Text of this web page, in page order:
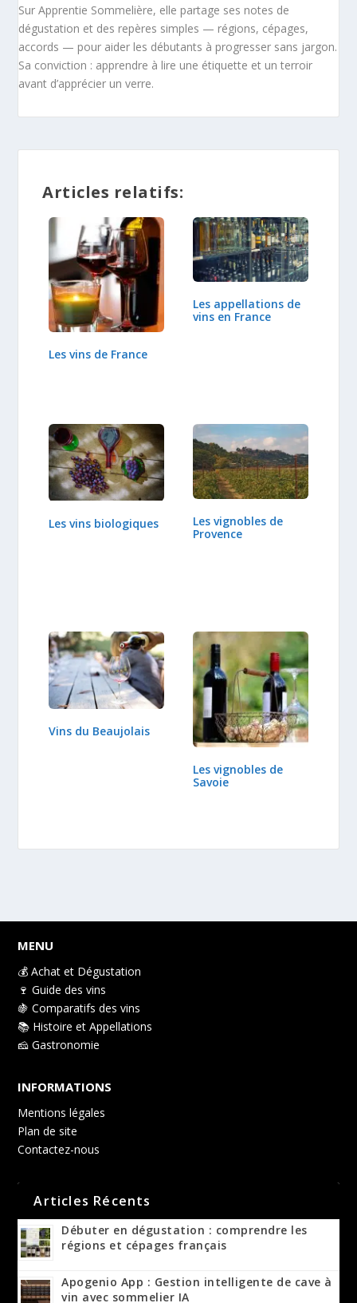
Sur Apprentie Sommelière, elle partage ses notes de
dégustation et des repères simples — régions, cépages,
accords — pour aider les débutants à progresser sans jargon.
Sa conviction : apprendre à lire une étiquette et un terroir
avant d’apprécier un verre.
Articles relatifs:
Les vins de France
Les appellations de
vins en France
Les vins biologiques
Les vignobles de
Provence
Vins du Beaujolais
Les vignobles de
Savoie
MENU
💰 Achat et Dégustation
🍷 Guide des vins
🍇 Comparatifs des vins
📚 Histoire et Appellations
🧀 Gastronomie
INFORMATIONS
Mentions légales
Plan de site
Contactez-nous
Articles Récents
Débuter en dégustation : comprendre les
régions et cépages français
Apogenio App : Gestion intelligente de cave à
vin avec sommelier IA